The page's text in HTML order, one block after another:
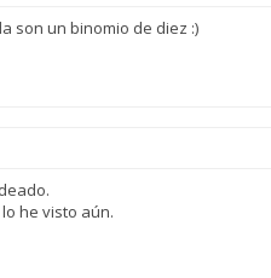
son un binomio de diez :)
he visto aún.